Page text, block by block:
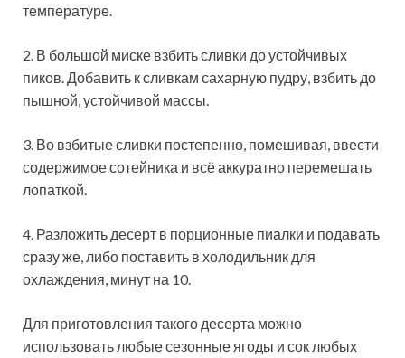
температуре.
2. В большой миске взбить сливки до устойчивых
пиков. Добавить к сливкам сахарную пудру, взбить до
пышной, устойчивой массы.
3. Во взбитые сливки постепенно, помешивая, ввести
содержимое сотейника и всё аккуратно перемешать
лопаткой.
4. Разложить десерт в порционные пиалки и подавать
сразу же, либо поставить в холодильник для
охлаждения, минут на 10.
Для приготовления такого десерта можно
использовать любые сезонные ягоды и сок любых